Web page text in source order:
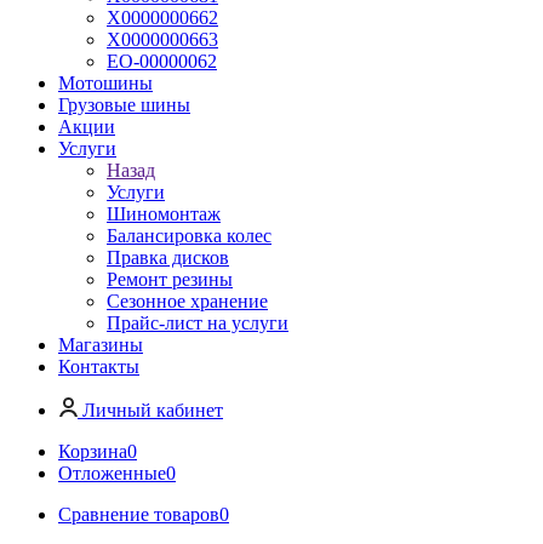
Х0000000662
Х0000000663
ЕО-00000062
Мотошины
Грузовые шины
Акции
Услуги
Назад
Услуги
Шиномонтаж
Балансировка колес
Правка дисков
Ремонт резины
Сезонное хранение
Прайс-лист на услуги
Магазины
Контакты
Личный кабинет
Корзина0
Отложенные0
Сравнение товаров0